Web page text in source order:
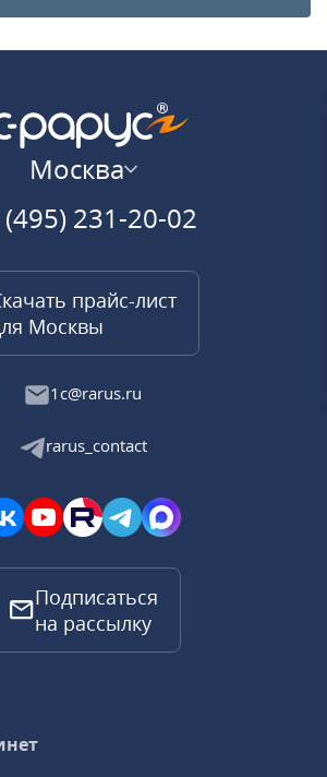
Москва
231-20-02
прайс-лист
Москвы
1c@rarus.ru
rarus_contact
Подписаться
на рассылку